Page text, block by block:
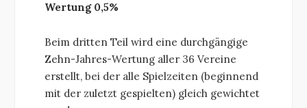
Wertung 0,5%
Beim dritten Teil wird eine durchgängige
Zehn-Jahres-Wertung aller 36 Vereine
erstellt, bei der alle Spielzeiten (beginnend
mit der zuletzt gespielten) gleich gewichtet